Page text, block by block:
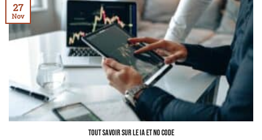
Tout savoir sur le IA et no code
27
Nov